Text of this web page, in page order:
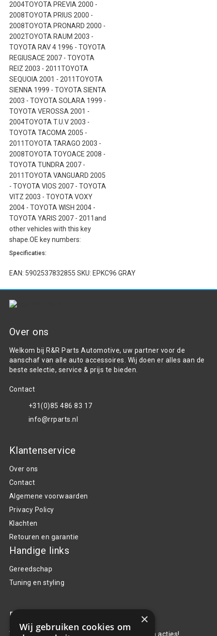
2004TOYOTA PREVIA 2000 -
2008TOYOTA PRIUS 2000 -
2008TOYOTA PRONARD 2000 -
2002TOYOTA RAUM 2003 -
TOYOTA RAV 4 1996 - TOYOTA
REGIUSACE 2007 - TOYOTA
REIZ 2003 - 2011TOYOTA
SEQUOIA 2001 - 2011TOYOTA
SIENNA 1999 - TOYOTA SIENTA
2003 - TOYOTA SOLARA 1999 -
TOYOTA VEROSSA 2001 -
2004TOYOTA T.U.V 2003 -
TOYOTA TACOMA 2005 -
2011TOYOTA TARAGO 2003 -
2008TOYOTA TOYOACE 2008 -
TOYOTA TUNDRA 2007 -
2011TOYOTA VANGUARD 2005
- TOYOTA VIOS 2007 - TOYOTA
VITZ 2003 - TOYOTA VOXY
2004 - TOYOTA WISH 2004 -
TOYOTA YARIS 2007 - 2011and
other vehicles with this key
shape.OE key numbers:
Specificaties:
EAN: 5902537832855 SKU: EPKC96 GRAY
Over ons
Welkom bij R&R Parts Automotive, uw partner voor de
aanschaf van alle auto accessoires. Wij doen er alles aan de
beste selectie, service & prijs te bieden.
Contact
+31(0)85 486 83 17
info@rrparts.nl
Klantenservice
Over ons
Contact
Algemene voorwaarden
Privacy Policy
Klachten
Retouren en garantie
Handige links
Gereedschap
Tuning en styling
Blijf op de hoogte
Van al het nieuws, aanbiedingen, en diversen acties!
×
Wij gebruiken cookies om